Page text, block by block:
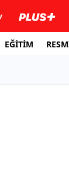
EĞİTİM